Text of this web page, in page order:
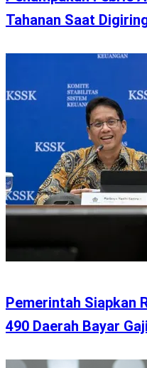
Tahanan Saat
Pemerintah Siapkan
490 Daerah Bayar